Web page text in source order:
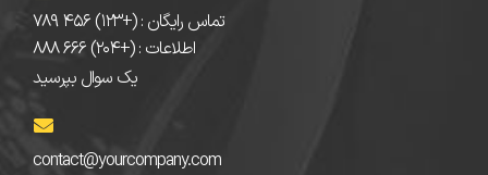
تماس رایگان : (+۱۲۳) ۴۵۶ ۷۸۹
اطلاعات : (+۲۰۴) ۶۶۶ ۸۸۸
یک سوال بپرسید
contact@yourcompany.com